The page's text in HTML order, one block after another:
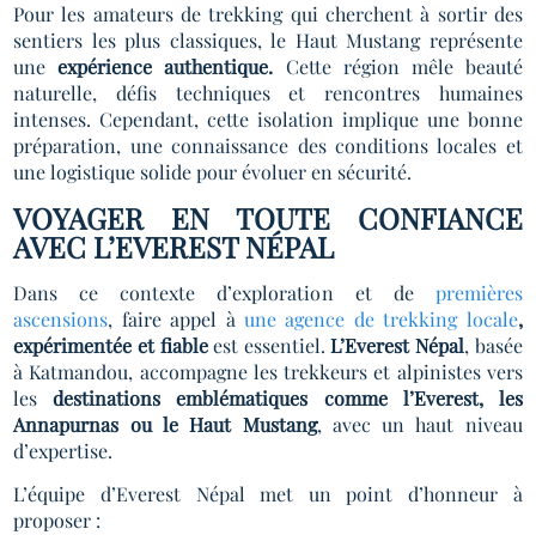
Pour les amateurs de trekking qui cherchent à sortir des
sentiers les plus classiques, le Haut Mustang représente
uneexpérience authentique. Cette région mêle beauté
naturelle, défis techniques et rencontres humaines
intenses. Cependant, cette isolation implique une bonne
préparation, une connaissance des conditions locales et
une logistique solide pour évoluer en sécurité.
VOYAGER EN TOUTE CONFIANCE
AVEC L’EVEREST NÉPAL
Dans ce contexte d’exploration et de premières
ascensions, faire appel à une agence de trekking locale,
expérimentée et fiableest essentiel.L’Everest Népal, basée
à Katmandou, accompagne les trekkeurs et alpinistes vers
lesdestinations emblématiques comme l’Everest, les
Annapurnas ou le Haut Mustang, avec un haut niveau
d’expertise.
L’équipe d’Everest Népal met un point d’honneur à
proposer :